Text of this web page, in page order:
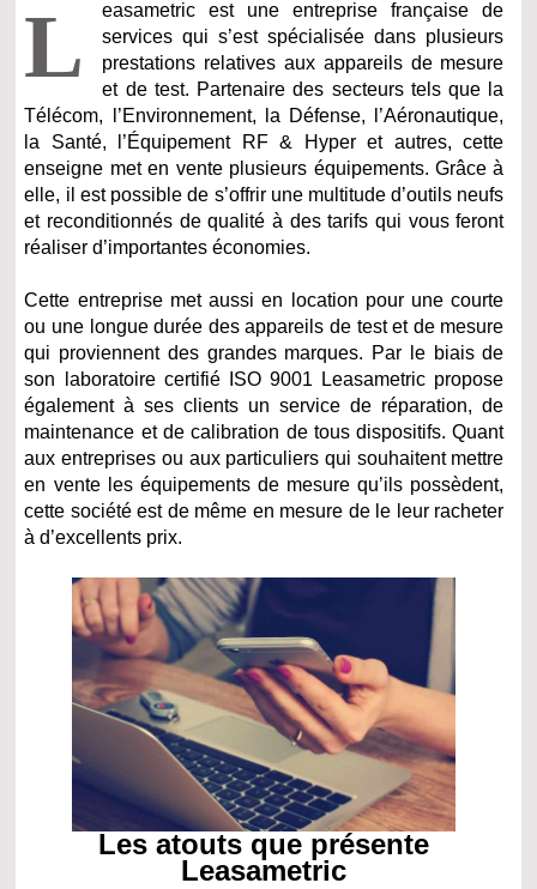
L
easametric est une entreprise française de
services qui s’est spécialisée dans plusieurs
prestations relatives aux appareils de mesure
et de test. Partenaire des secteurs tels que la
Télécom, l’Environnement, la Défense, l’Aéronautique,
la Santé, l’Équipement RF & Hyper et autres, cette
enseigne met en vente plusieurs équipements. Grâce à
elle, il est possible de s’offrir une multitude d’outils neufs
et reconditionnés de qualité à des tarifs qui vous feront
réaliser d’importantes économies.
Cette entreprise met aussi en location pour une courte
ou une longue durée des appareils de test et de mesure
qui proviennent des grandes marques. Par le biais de
son laboratoire certifié ISO 9001 Leasametric propose
également à ses clients un service de réparation, de
maintenance et de calibration de tous dispositifs. Quant
aux entreprises ou aux particuliers qui souhaitent mettre
en vente les équipements de mesure qu’ils possèdent,
cette société est de même en mesure de le leur racheter
à d’excellents prix.
Les atouts que présente
Leasametric